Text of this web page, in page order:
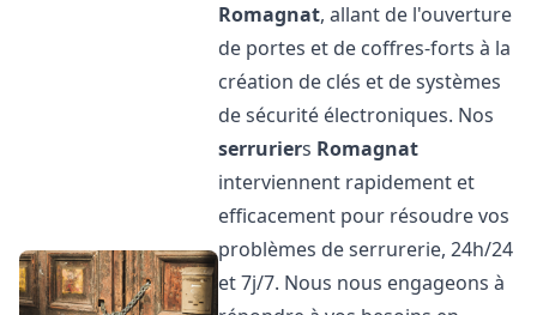
Romagnat, allant de l'ouverture
de portes et de coffres-forts à la
création de clés et de systèmes
de sécurité électroniques. Nos
serruriers Romagnat
interviennent rapidement et
efficacement pour résoudre vos
problèmes de serrurerie, 24h/24
et 7j/7. Nous nous engageons à